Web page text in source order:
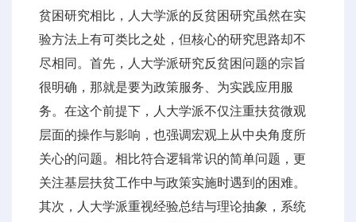
贫困研究相比，人大学派的反贫困研究虽然在实
验方法上有可类比之处，但核心的研究思路却不
尽相同。首先，人大学派研究反贫困问题的宗旨
很明确，那就是要为政策服务、为实践应用服
务。在这个前提下，人大学派不仅注重扶贫微观
层面的操作与影响，也强调宏观上从中央角度所
关心的问题。相比符合逻辑常识的简单问题，更
关注基层扶贫工作中与政策实施时遇到的困难。
其次，人大学派重视经验总结与理论抽象，系统